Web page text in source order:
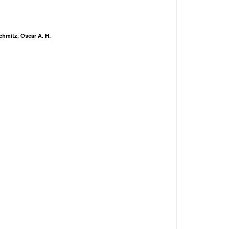
Oscar A. H.